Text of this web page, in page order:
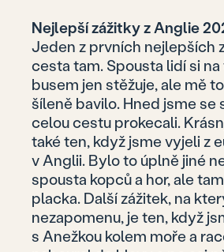
Nejlepší zážitky z Anglie
Jeden z prvních nejlepších
cesta tam. Spousta lidí si
busem jen stěžuje, ale mě
šíleně bavilo. Hned jsme se
celou cestu prokecali.
také ten, když jsme vyjeli z
v Anglii. Bylo to úplně jiné
spousta kopců a hor, ale
placka. Další zážitek, na
nezapomenu, je ten, když
s Anežkou kolem moře a